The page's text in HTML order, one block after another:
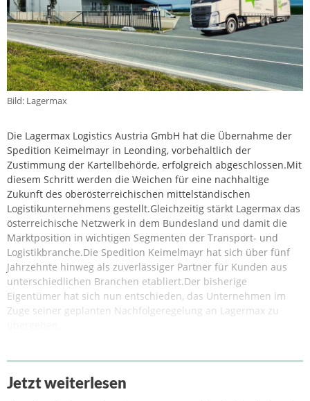
Bild: Lagermax
Die Lagermax Logistics Austria GmbH hat die Übernahme der
Spedition Keimelmayr in Leonding, vorbehaltlich der
Zustimmung der Kartellbehörde, erfolgreich abgeschlossen.Mit
diesem Schritt werden die Weichen für eine nachhaltige
Zukunft des oberösterreichischen mittelständischen
Logistikunternehmens gestellt.Gleichzeitig stärkt Lagermax das
österreichische Netzwerk in dem Bundesland und damit die
Marktposition in wichtigen Segmenten der Transport- und
Logistikbranche.Die Spedition Keimelmayr hat sich über fünf
Jahrzehnte hinweg als zuverlässiger Partner für Kunden aus
unterschiedlichen Branchen etabliert.Der bisherige
Eigentümer hat sich nun entschieden, das Unternehmen im
Zuge seiner geplanten Nachfolgeregelung an Lagermax zu
Jetzt weiterlesen